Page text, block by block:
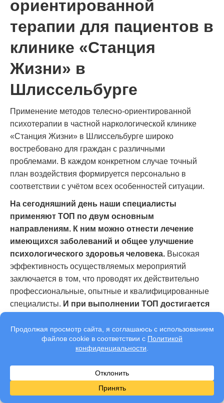
ориентированной
терапии для пациентов в
клинике «Станция
Жизни» в
Шлиссельбурге
Применение методов телесно-ориентированной
психотерапии в частной наркологической клинике
«Станция Жизни» в Шлиссельбурге широко
востребовано для граждан с различными
проблемами. В каждом конкретном случае точный
план воздействия формируется персонально в
соответствии с учётом всех особенностей ситуации.
На сегодняшний день наши специалисты
применяют ТОП по двум основным
направлениям. К ним можно отнести лечение
имеющихся заболеваний и общее улучшение
психологического здоровья человека. Высокая
эффективность осуществляемых мероприятий
заключается в том, что проводят их действительно
профессиональные, опытные и квалифицированные
специалисты. И при выполнении ТОП достигается
Устраняется тревожность, страхи и фобии.
Устраняется хроническая усталость, нарушения
Избавление от нарушений в сексуальной сфере, в
том числе и для супружеских пар.
Устраняются последствия кризисов и